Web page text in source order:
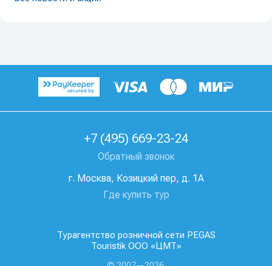
Турагентство розничной сети PEGAS
Touristik ООО «ЦМТ»
+7 (495) 669-23-24
Обратный звонок
г. Москва, Козицкий пер, д. 1А
Где купить тур